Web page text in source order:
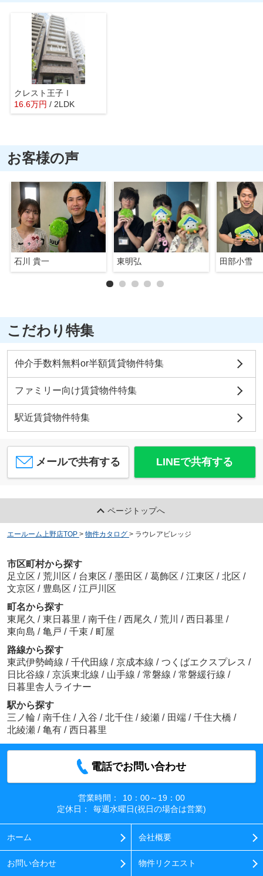
クレスト王子Ⅰ
16.6万円 / 2LDK
お客様の声
石川 貴一 東明弘 田部小雪
こだわり特集
仲介手数料無料or半額賃貸物件特集
ファミリー向け賃貸物件特集
駅近賃貸物件特集
メールで共有する LINEで共有する
ページトップへ
エールーム上野店TOP > 物件カタログ > ラウレアビレッジ
市区町村から探す
足立区 / 荒川区 / 台東区 / 墨田区 / 葛飾区 / 江東区 / 北区 /
文京区 / 豊島区 / 江戸川区
町名から探す
東尾久 / 東日暮里 / 南千住 / 西尾久 / 荒川 / 西日暮里 /
東向島 / 亀戸 / 千束 / 町屋
路線から探す
東武伊勢崎線 / 千代田線 / 京成本線 / つくばエクスプレス /
日比谷線 / 京浜東北線 / 山手線 / 常磐線 / 常磐緩行線 /
日暮里舎人ライナー
駅から探す
三ノ輪 / 南千住 / 入谷 / 北千住 / 綾瀬 / 田端 / 千住大橋 /
北綾瀬 / 亀有 / 西日暮里
電話でお問い合わせ
営業時間：
10：00～19：00
定休日：
毎週水曜日(祝日の場合は営業)
ホーム 会社概要
お問い合わせ 物件リクエスト